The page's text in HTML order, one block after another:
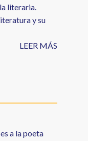
literaria.
y su
LEER MÁS
a la poeta